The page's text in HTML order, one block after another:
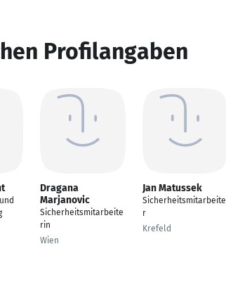
Profilangaben
Dragana
Marjanovic
Sicherheitsmitarbeite
rin
Wien
Jan Matussek
Sicherheitsmitarbeite
r
Krefeld